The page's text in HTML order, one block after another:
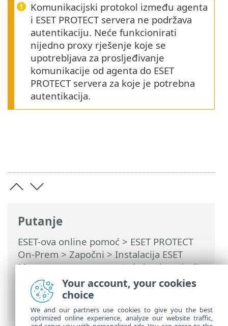
Putanje
ESET-ova online pomoć > ESET PROTECT
On-Prem>Započni>Instalacija ESET
Management agenta>Lokalna instalacija
Stvaranje instalacijskog programa za
skriptu agenta—Windows/Linux/macOS
Instalacija agenta – macOS
Komunikacijski protokol između agenta
i ESET PROTECT servera ne podržava
autentikaciju. Neće funkcionirati
nijedno proxy rješenje koje se
upotrebljava za prosljeđivanje
komunikacije od agenta do ESET
PROTECT servera za koje je potrebna
autentikacija.
Your account, your cookies
choice
We and our partners use cookies to give you the best
optimized online experience, analyze our website traffic,